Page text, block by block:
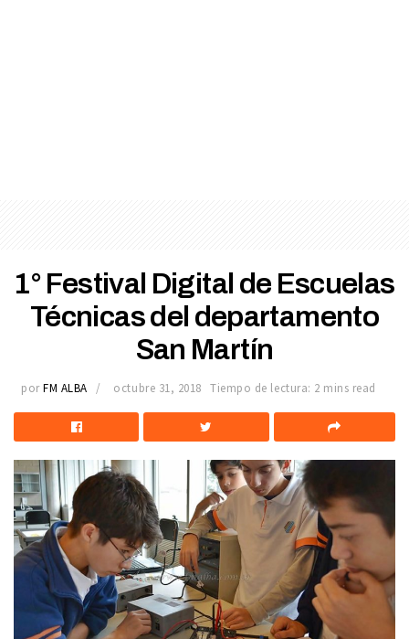
1° Festival Digital de Escuelas
Técnicas del departamento
San Martín
por FM ALBA octubre 31, 2018 Tiempo de lectura: 2 mins read